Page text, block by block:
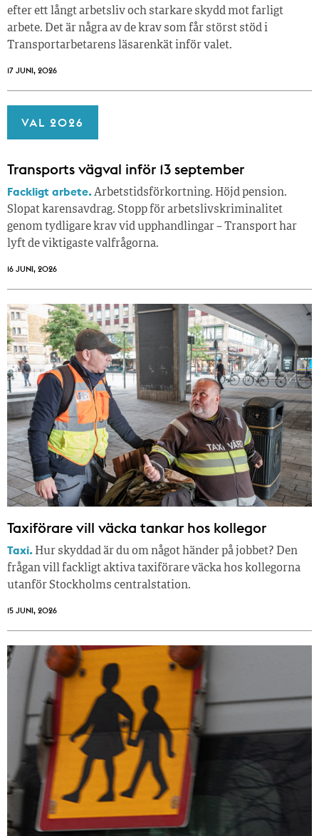
efter ett långt arbetsliv och starkare skydd mot farligt
arbete. Det är några av de krav som får störst stöd i
Transportarbetarens läsar­enkät inför valet.
17 JUNI, 2026
VAL 2026
Transports vägval inför 13 september
Fackligt arbete.Arbetstidsförkortning. Höjd pension.
Slopat karensavdrag. Stopp för arbetslivskriminalitet
genom tydligare krav vid upphandlingar – Transport har
lyft de viktigaste valfrågorna.
16 JUNI, 2026
Taxiförare vill väcka tankar hos kollegor
Taxi. Hur skyddad är du om något händer på jobbet? Den
frågan vill fackligt aktiva taxiförare väcka hos kollegorna
utanför Stockholms centralstation.
15 JUNI, 2026